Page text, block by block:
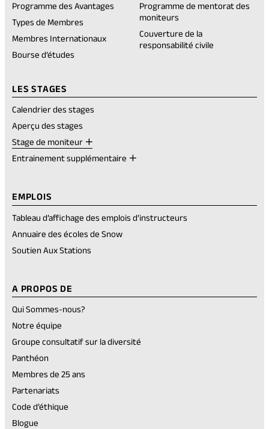
a
new
Programme des Avantages
Types de Membres
Membres Internationaux
Bourse d’études
Programme de mentorat des
moniteurs
Couverture de la
responsabilité civile
LES STAGES
Calendrier des stages
Aperçu des stages
Stage de moniteur
Entrainement supplémentaire
EMPLOIS
Tableau d’affichage des emplois d’instructeurs
Annuaire des écoles de Snow
Soutien Aux Stations
A PROPOS DE
Qui Sommes-nous?
Notre équipe
Groupe consultatif sur la diversité
Panthéon
Membres de 25 ans
Partenariats
Code d’éthique
Blogue